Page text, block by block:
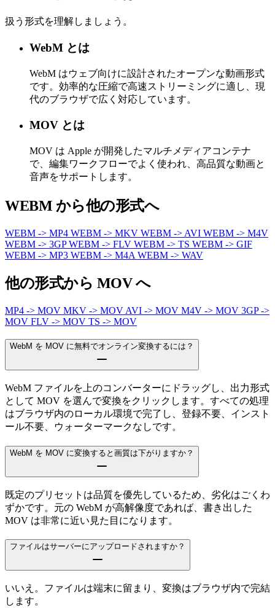
扱う形式を理解しましょう。
WebM とは
WebM はウェブ向けに設計されたオープンな動画形式
です。効率的な圧縮で高速ストリーミングに適し、現
代のブラウザで広く対応しています。
MOV とは
MOV は Apple が開発したマルチメディアコンテナ
で、編集ワークフローでよく使われ、高品質な動画と
音声をサポートします。
WEBM から他の形式へ
WEBM -> MP4 WEBM -> MKV WEBM -> AVI WEBM -> M4V
WEBM -> 3GPWEBM -> FLV WEBM -> TS WEBM -> GIF
WEBM -> MP3 WEBM -> M4A WEBM -> WAV
他の形式から MOV へ
MP4 -> MOV MKV -> MOV AVI -> MOV M4V -> MOV 3GP ->
MOV FLV -> MOV TS -> MOV
WebM を MOV に無料でオンライン変換するには？
WebM ファイルを上のコンバーターにドラッグし、出力形式
として MOV を選んで変換をクリックします。すべての処理
はブラウザ内のローカル環境で完了し、登録不要、インスト
ール不要、ウォーターマークなしです。
WebM を MOV に変換すると画質は下がりますか？
既定のプリセットは品質を優先しているため、劣化はごくわ
ずかです。元の WebM が高解像度であれば、書き出した
MOV は非常に近い見た目になります。
ファイルはサーバーにアップロードされますか？
いいえ。ファイルは端末に留まり、変換はブラウザ内で完結
します。